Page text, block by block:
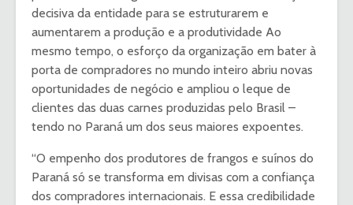
decisiva da entidade para se estruturarem e
aumentarem a produção e a produtividade Ao
mesmo tempo, o esforço da organização em bater à
porta de compradores no mundo inteiro abriu novas
oportunidades de negócio e ampliou o leque de
clientes das duas carnes produzidas pelo Brasil –
tendo no Paraná um dos seus maiores expoentes.
“O empenho dos produtores de frangos e suínos do
Paraná só se transforma em divisas com a confiança
dos compradores internacionais. E essa credibilidade